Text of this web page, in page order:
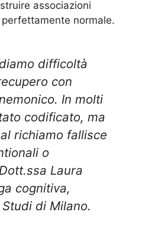
associazioni
normale.
difficoltà
con
In molti
codificato, ma
richiamo fallisce
o
Laura
cognitiva,
di Milano.